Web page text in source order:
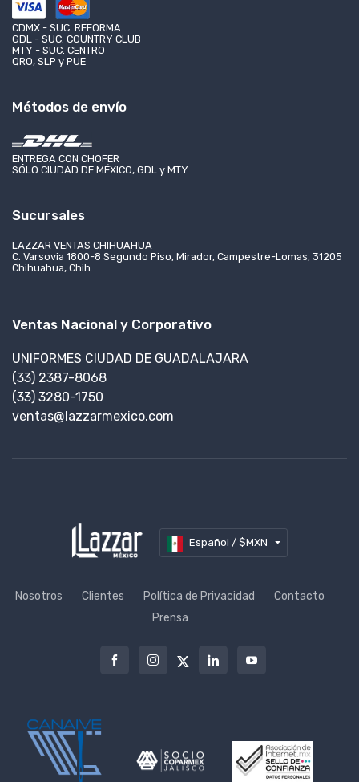
CDMX - SUC. REFORMA
GDL - SUC. COUNTRY CLUB
MTY - SUC. CENTRO
QRO, SLP y PUE
Métodos de envío
ENTREGA CON CHOFER
SÓLO CIUDAD DE MÉXICO, GDL y MTY
Sucursales
LAZZAR VENTAS CHIHUAHUA
C. Varsovia 1800-8 Segundo Piso, Mirador, Campestre-Lomas, 31205
Chihuahua, Chih.
Ventas Nacional y Corporativo
UNIFORMES CIUDAD DE GUADALAJARA
(33) 2387-8068
(33) 3280-1750
ventas@lazzarmexico.com
Español / $MXN
Nosotros Clientes Política de Privacidad
Contacto
Prensa